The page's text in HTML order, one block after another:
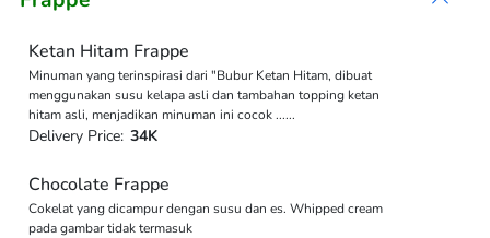
Ketan Hitam Frappe
Minuman yang terinspirasi dari "Bubur Ketan Hitam, dibuat
menggunakan susu kelapa asli dan tambahan topping ketan
hitam asli, menjadikan minuman ini cocok......
Delivery Price: 34K
Chocolate Frappe
Cokelat yang dicampur dengan susu dan es. Whipped cream
pada gambar tidak termasuk